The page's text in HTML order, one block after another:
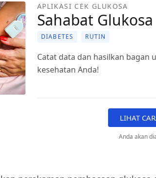
APLIKASI CEK GLUKOSA
Sahabat Glukosa
DIABETES RUTIN
Catat data dan hasilkan bagan
kesehatan Anda!
LIHAT
Anda akan